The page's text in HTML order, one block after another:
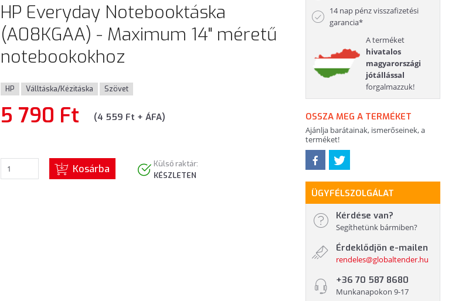
HP Everyday Notebooktáska
(A08KGAA) - Maximum 14" méretű
notebookokhoz
HP Válltáska/Kézitáska Szövet
5 790 Ft (4 559 Ft + ÁFA)
Kosárba
Külső raktár:
KÉSZLETEN
14 nap pénz visszafizetési
garancia*
A terméket
hivatalos
magyarországi
jótállással
forgalmazzuk!
OSSZA MEG A TERMÉKET
Ajánlja barátainak, ismerőseinek, a
terméket!
ÜGYFÉLSZOLGÁLAT
Kérdése van?
Segíthetünk bármiben?
Érdeklődjön e-mailen
rendeles@globaltender.hu
+36 70 587 8680
Munkanapokon 9-17